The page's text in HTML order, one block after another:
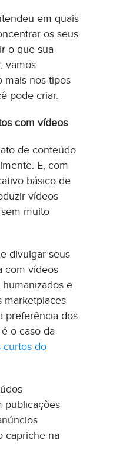
em quais
os seus
o que sua
vamos
mais nos tipos
pode criar.
com vídeos
de conteúdo
E, com
básico de
vídeos
muito
divulgar seus
com vídeos
e
marketplaces
preferência dos
o caso da
curtos do
publicações
capriche na